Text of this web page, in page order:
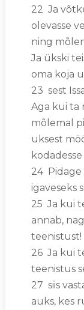
22 Ja
olevasse
ning
Ja ükski
oma koja
23 sest
Aga kui ta
mõlemal
uksest
24 Pidage
igaveseks
25 Ja kui
annab,
teenistust!
26 Ja kui
teenistus
27 siis
auks, kes